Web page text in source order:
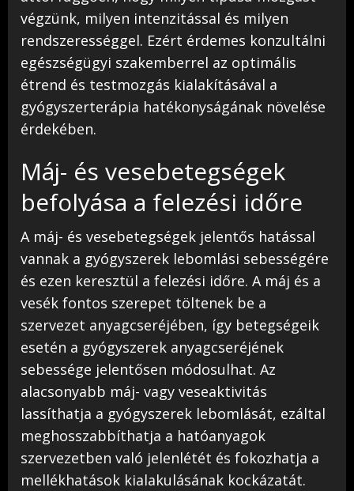
végzünk, milyen intenzitással és milyen
rendszerességgel. Ezért érdemes konzultálni
egészségügyi szakemberrel az optimális
étrend és testmozgás kialakításával a
gyógyszerterápia hatékonyságának növelése
érdekében.
Máj- és vesebetegségek
befolyása a felezési időre
A máj- és vesebetegségek jelentős hatással
vannak a gyógyszerek lebomlási sebességére
és ezen keresztül a felezési időre. A máj és a
vesék fontos szerepet töltenek be a
szervezet anyagcseréjében, így betegségeik
esetén a gyógyszerek anyagcseréjének
sebessége jelentősen módosulhat. Az
alacsonyabb máj- vagy veseaktivitás
lassíthatja a gyógyszerek lebomlását, ezáltal
meghosszabbíthatja a hatóanyagok
szervezetben való jelenlétét és fokozhatja a
mellékhatások kialakulásának kockázatát.